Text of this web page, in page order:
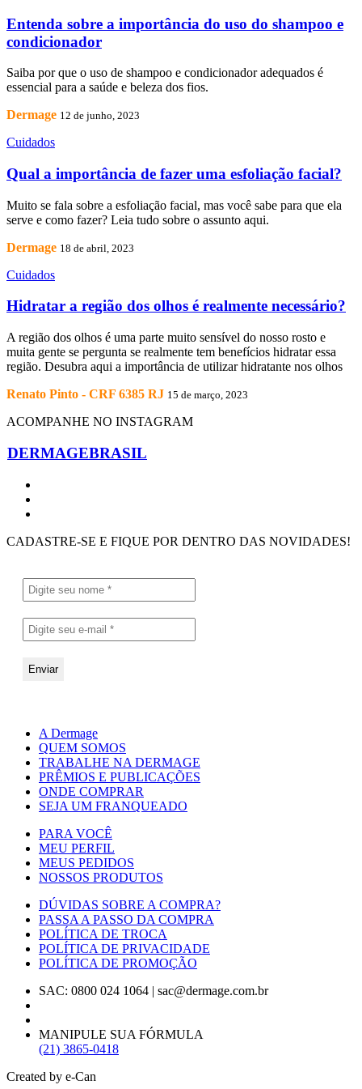
Entenda sobre a importância do uso do shampoo e
condicionador
Saiba por que o uso de shampoo e condicionador adequados é
essencial para a saúde e beleza dos fios.
Dermage 12 de junho, 2023
Cuidados
Qual a importância de fazer uma esfoliação facial?
Muito se fala sobre a esfoliação facial, mas você sabe para que ela
serve e como fazer? Leia tudo sobre o assunto aqui.
Dermage 18 de abril, 2023
Cuidados
Hidratar a região dos olhos é realmente necessário?
A região dos olhos é uma parte muito sensível do nosso rosto e
muita gente se pergunta se realmente tem benefícios hidratar essa
região. Desubra aqui a importância de utilizar hidratante nos olhos
Renato Pinto - CRF 6385 RJ 15 de março, 2023
ACOMPANHE NO INSTAGRAM
DERMAGEBRASIL
CADASTRE-SE E FIQUE POR DENTRO DAS NOVIDADES!
A Dermage
QUEM SOMOS
TRABALHE NA DERMAGE
PRÊMIOS E PUBLICAÇÕES
ONDE COMPRAR
SEJA UM FRANQUEADO
PARA VOCÊ
MEU PERFIL
MEUS PEDIDOS
NOSSOS PRODUTOS
DÚVIDAS SOBRE A COMPRA?
PASSA A PASSO DA COMPRA
POLÍTICA DE TROCA
POLÍTICA DE PRIVACIDADE
POLÍTICA DE PROMOÇÃO
SAC: 0800 024 1064 | sac@dermage.com.br
MANIPULE SUA FÓRMULA
(21) 3865-0418
Created by e-Can